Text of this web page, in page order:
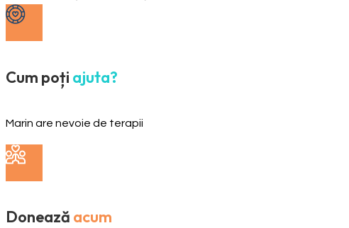
Cum poți ajuta?
Marin are nevoie de terapii
Donează acum